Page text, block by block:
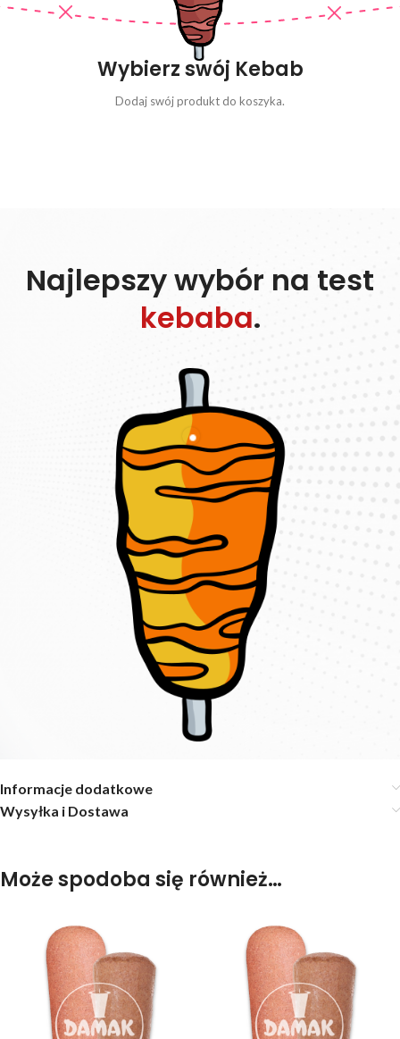
Wybierz swój Kebab
Dodaj swój produkt do koszyka.
Najlepszy wybór na test
kebaba.
Informacje dodatkowe
Wysyłka i Dostawa
Może spodoba się również…